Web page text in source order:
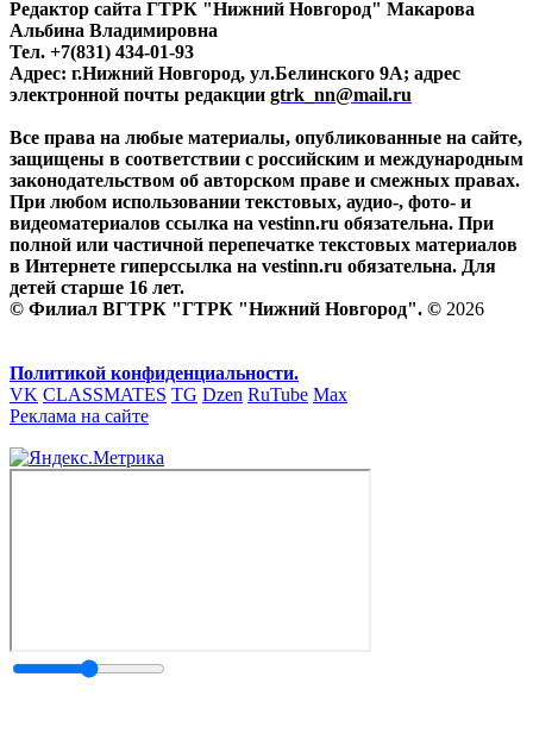
Редактор сайта ГТРК "Нижний Новгород" Макарова
Альбина Владимировна
Тел. +7(831) 434-01-93
Адрес: г.Нижний Новгород, ул.Белинского 9А; адрес
электронной почты редакции gtrk_nn@mail.ru
Все права на любые материалы, опубликованные на сайте,
защищены в соответствии с российским и международным
законодательством об авторском праве и смежных правах.
При любом использовании текстовых, аудио-, фото- и
видеоматериалов ссылка на vestinn.ru обязательна. При
полной или частичной перепечатке текстовых материалов
в Интернете гиперссылка на vestinn.ru обязательна. Для
детей старше 16 лет.
© Филиал ВГТРК "ГТРК "Нижний Новгород". © 2026
Политикой конфиденциальности.
VK CLASSMATES TG Dzen RuTube Max
Реклама на сайте